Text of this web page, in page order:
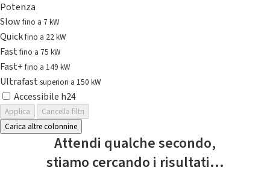
Potenza
Slowfino a 7 kW
Quickfino a 22 kW
Fastfino a 75 kW
Fast+fino a 149 kW
Ultrafast superiori a 150 kW
Accessibile h24
Applica
Cancella filtri
Carica altre colonnine
Attendi qualche secondo,
stiamo cercando i risultati...